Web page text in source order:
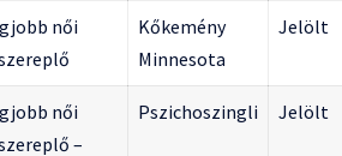
női
Kőkemény
Minnesota
Jelölt
női
–
Pszichoszingli Jelölt